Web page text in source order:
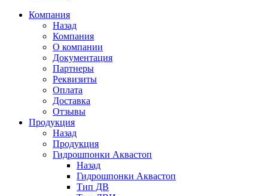
Компания
Назад
Компания
О компании
Документация
Партнеры
Реквизиты
Оплата
Доставка
Отзывы
Продукция
Назад
Продукция
Гидрошпонки Аквастоп
Назад
Гидрошпонки Аквастоп
Тип ДВ